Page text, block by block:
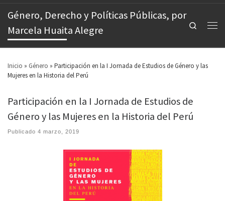
Género, Derecho y Políticas Públicas, por
Marcela Huaita Alegre
Search
Inicio » Género » Participación en la I Jornada de Estudios de Género y las
Mujeres en la Historia del Perú
Participación en la I Jornada de Estudios de
Género y las Mujeres en la Historia del Perú
Publicado 4 marzo, 2019